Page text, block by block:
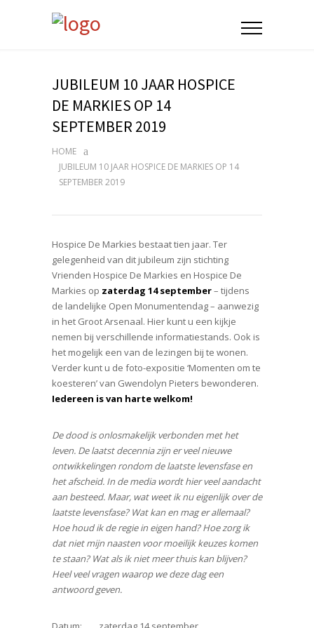
JUBILEUM 10 JAAR HOSPICE
DE MARKIES OP 14
SEPTEMBER 2019
HOME
JUBILEUM 10 JAAR HOSPICE DE MARKIES OP 14
SEPTEMBER 2019
Hospice De Markies bestaat tien jaar. Ter
gelegenheid van dit jubileum zijn stichting
Vrienden Hospice De Markies en Hospice De
Markies op zaterdag 14 september– tijdens
de landelijke Open Monumentendag – aanwezig
in het Groot Arsenaal. Hier kunt u een kijkje
nemen bij verschillende informatiestands. Ook is
het mogelijk een van de lezingen bij te wonen.
Verder kunt u de foto-expositie ‘Momenten om te
koesteren’ van Gwendolyn Pieters bewonderen.
Iedereen is van harte welkom!
De dood is onlosmakelijk verbonden met het
leven. De laatst decennia zijn er veel nieuwe
ontwikkelingen rondom de laatste levensfase en
het afscheid. In de media wordt hier veel aandacht
aan besteed. Maar, wat weet ik nu eigenlijk over de
laatste levensfase? Wat kan en mag er allemaal?
Hoe houd ik de regie in eigen hand? Hoe zorg ik
dat niet mijn naasten voor moeilijk keuzes komen
te staan? Wat als ik niet meer thuis kan blijven?
Heel veel vragen waarop we deze dag een
antwoord geven.